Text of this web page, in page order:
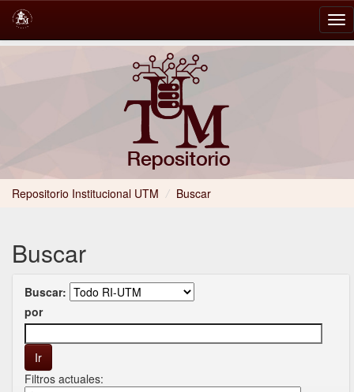
Repositorio Institucional UTM / Buscar
Buscar
Buscar:
por
Filtros actuales: